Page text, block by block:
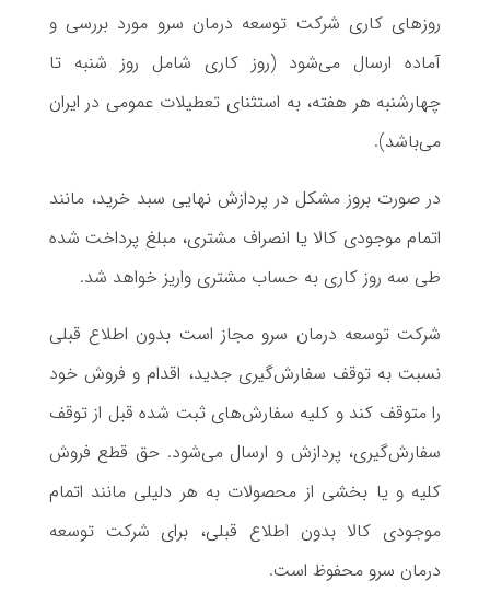
روز‌های کاری شرکت توسعه درمان سرو مورد بررسی و
آماده‌‌ ارسال می‌شود (روز کاری شامل روز شنبه تا
چهارشنبه هر هفته، به استثنای تعطیلات عمومی در ایران
می‌باشد).
در صورت بروز مشکل در پردازش نهایی سبد خرید، مانند
اتمام موجودی کالا یا انصراف مشتری، مبلغ پرداخت شده
طی سه روز کاری به حساب مشتری واریز خواهد شد.
شرکت توسعه درمان سرو مجاز است بدون اطلاع قبلی
نسبت به توقف سفارش‌‏گیری جدید، اقدام و فروش خود
را متوقف کند و کلیه سفارش‌‏های ثبت شده قبل از توقف
سفارش‌‏گیری، پردازش و ارسال می‌‏شود. حق قطع فروش
کلیه و یا بخشی از محصولات به هر دلیلی مانند اتمام
موجودی کالا بدون اطلاع قبلی، برای شرکت توسعه
درمان سرو محفوظ است.